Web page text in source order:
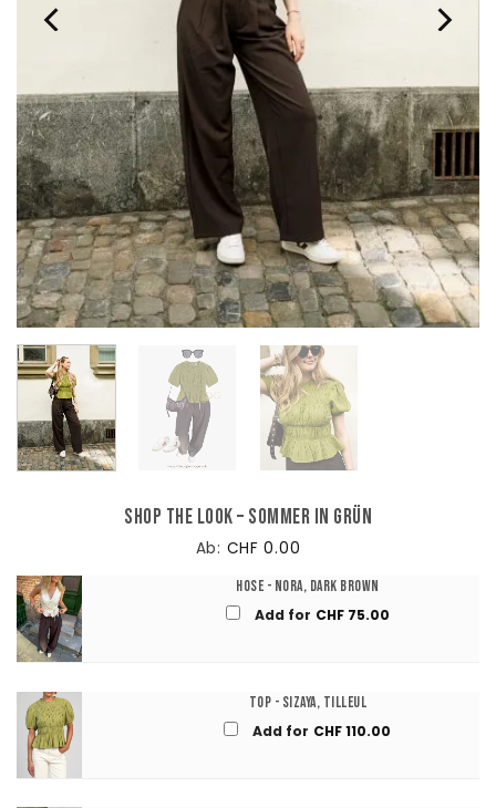
Shop The Look – Sommer in Grün
Ab: CHF 0.00
Hose - Nora, Dark Brown
Add for CHF75.00
Top - Sizaya, Tilleul
Add for CHF110.00